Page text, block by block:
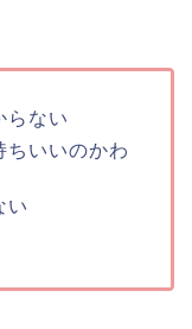
らない
ちいいのかわ
い